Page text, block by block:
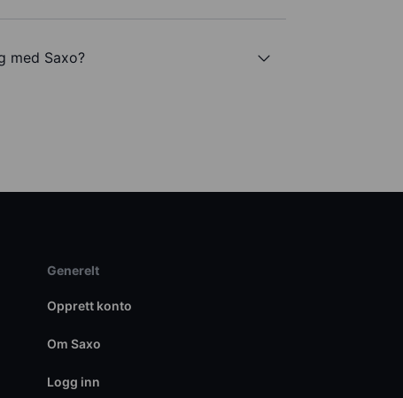
med Saxo?
Generelt
Opprett konto
Om Saxo
Logg inn